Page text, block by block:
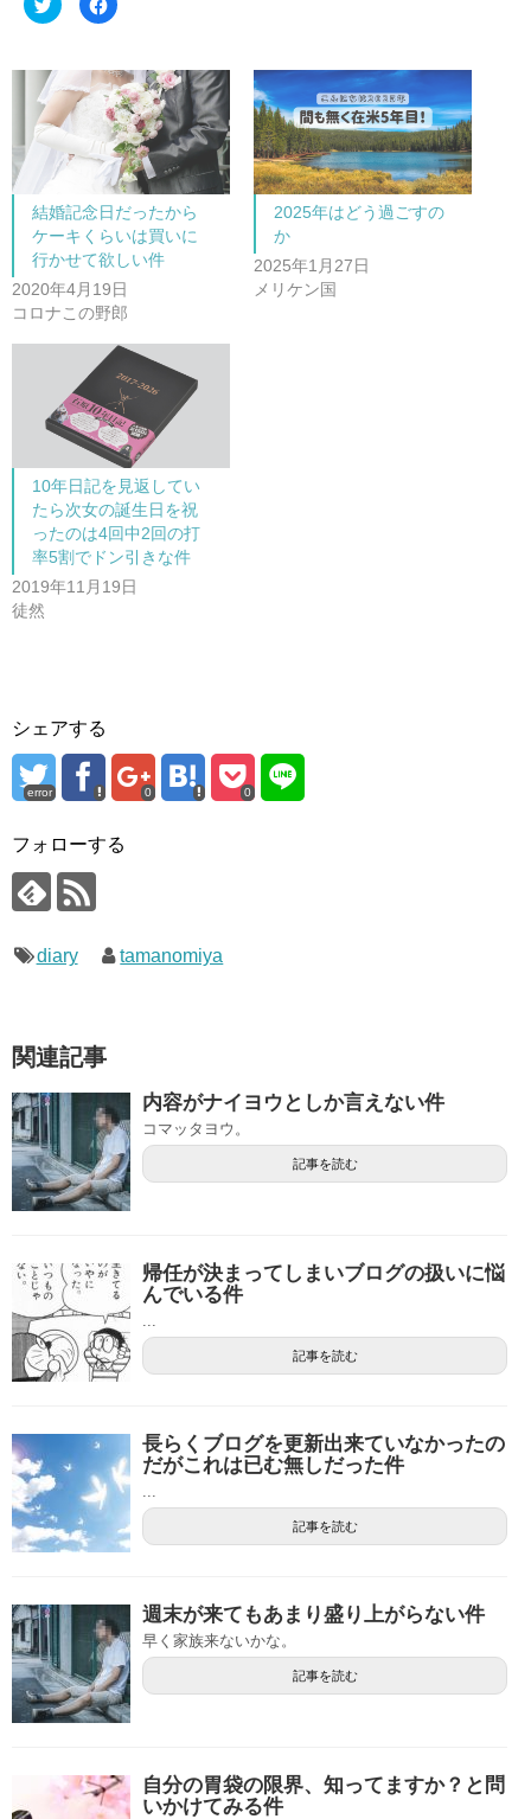
リ
て
T
w
i
t
e
r
で
共
有
新
し
い
ウ
ィ
ン
ウ
ま
す
)
a
o
o
k
で
共
有
す
る
に
は
ク
リ
ッ
ク
し
て
く
だ
さ
い
(
新
し
い
ウ
ィ
ン
ド
ウ
で
開
き
ま
す
)
結婚記念日だったから
ケーキくらいは買いに
行かせて欲しい件
2020年4月19日
コロナこの野郎
2025年はどう過ごすの
か
2025年1月27日
メリケン国
10年日記を見返してい
たら次女の誕生日を祝
ったのは4回中2回の打
率5割でドン引きな件
2019年11月19日
徒然
シェアする
error 0 0
フォローする
diary tamanomiya
関連記事
内容がナイヨウとしか言えない件
コマッタヨウ。
記事を読む
帰任が決まってしまいブログの扱いに悩
んでいる件
記事を読む
長らくブログを更新出来ていなかったの
だがこれは已む無しだった件
記事を読む
週末が来てもあまり盛り上がらない件
早く家族来ないかな。
記事を読む
自分の胃袋の限界、知ってますか？と問
いかけてみる件